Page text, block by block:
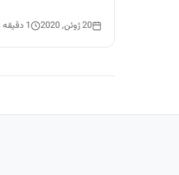
20 ژوئن, 2020 1 دقیقه مطالعه